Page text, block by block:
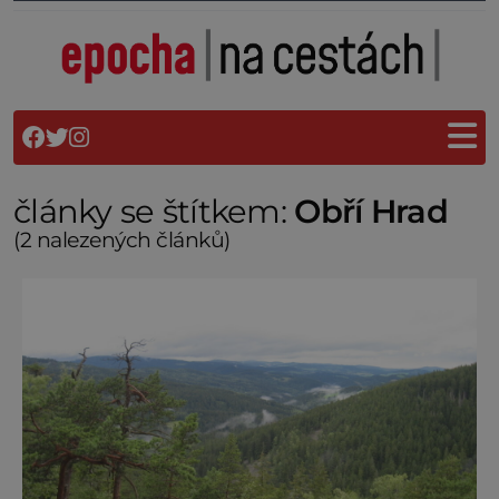
články se štítkem: Obří Hrad
(2 nalezených článků)